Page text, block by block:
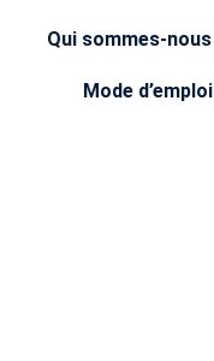
Qui sommes-nous
Mode d’emploi